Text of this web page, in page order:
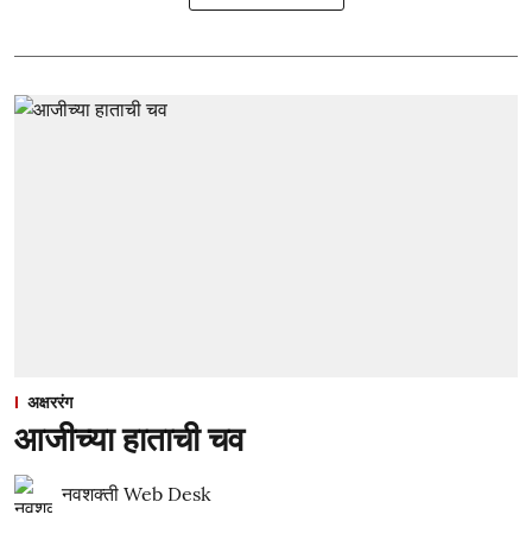
अक्षररंग
आजीच्या हाताची चव
नवशक्ती Web Desk